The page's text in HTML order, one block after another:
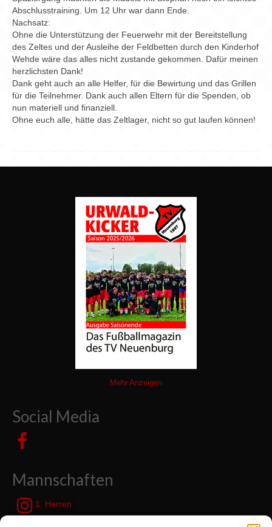
Abschlusstraining. Um 12 Uhr war dann Ende.
Nachsatz:
Ohne die Unterstützung der Feuerwehr mit der Bereitstellung
des Zeltes und der Ausleihe der Feldbetten durch den Kinderhof
Wehde wäre das alles nicht zustande gekommen. Dafür meinen
herzlichsten Dank!
Dank geht auch an alle Helfer, für die Bewirtung und das Grillen
für die Teilnehmer. Dank auch allen Eltern für die Spenden, ob
nun materiell und finanziell.
Ohne euch alle, hätte das Zeltlager, nicht so gut laufen können!
Mehr Anzeigen
Social Media
Mannschaften
1. Herren